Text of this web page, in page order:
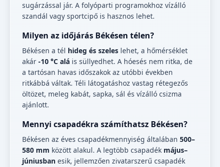
sugárzással jár. A folyóparti programokhoz vízálló
szandál vagy sportcipő is hasznos lehet.
Milyen az időjárás Békésen télen?
Békésen a tél hideg és szeles lehet, a hőmérséklet
akár -10 °C alá is süllyedhet. A hóesés nem ritka, de
a tartósan havas időszakok az utóbbi években
ritkábbá váltak. Téli látogatáshoz vastag rétegezős
öltözet, meleg kabát, sapka, sál és vízálló csizma
ajánlott.
Mennyi csapadékra számíthatsz Békésen?
Békésen az éves csapadékmennyiség általában 500–
580 mm között alakul. A legtöbb csapadék május–
júniusban esik, jellemzően zivatarszerű csapadék